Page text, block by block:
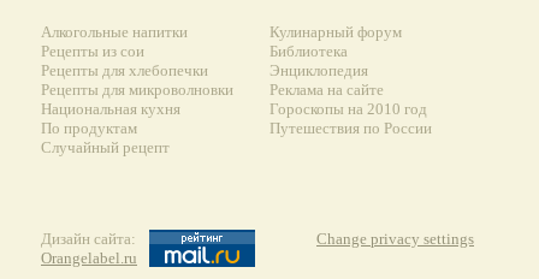
Алкогольные напитки
Рецепты из сои
Рецепты для хлебопечки
Рецепты для микроволновки
Национальная кухня
По продуктам
Случайный рецепт
Кулинарный форум
Библиотека
Энциклопедия
Реклама на сайте
Гороскопы на 2010 год
Путешествия по России
Дизайн сайта:
Orangelabel.ru
Change privacy settings